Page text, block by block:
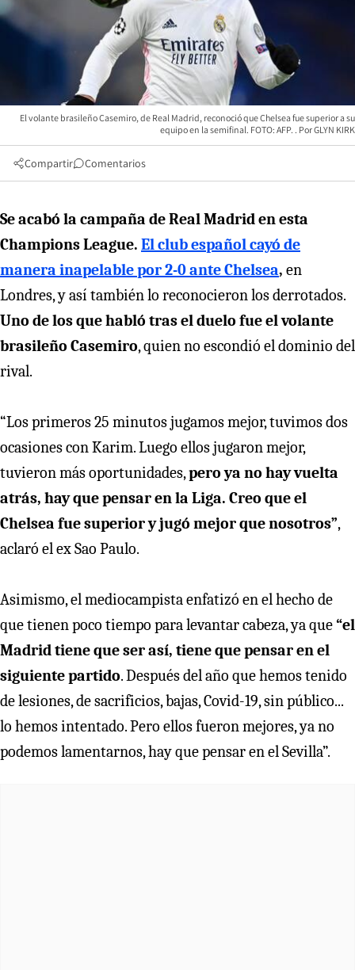
El volante brasileño Casemiro, de Real Madrid, reconoció que Chelsea fue superior a su
equipo en la semifinal. FOTO: AFP.
GLYN KIRK
Compartir Comentarios
Se acabó la campaña de Real Madrid en esta
Champions League. El club español cayó de
manera inapelable por 2-0 ante Chelsea, en
Londres, y así también lo reconocieron los derrotados.
Uno de los que habló tras el duelo fue el volante
brasileño Casemiro, quien no escondió el dominio del
rival.
“Los primeros 25 minutos jugamos mejor, tuvimos dos
ocasiones con Karim. Luego ellos jugaron mejor,
tuvieron más oportunidades,pero ya no hay vuelta
atrás, hay que pensar en la Liga. Creo que el
Chelsea fue superior y jugó mejor que nosotros”,
aclaró el ex Sao Paulo.
Asimismo, el mediocampista enfatizó en el hecho de
que tienen poco tiempo para levantar cabeza, ya que“el
Madrid tiene que ser así, tiene que pensar en el
siguiente partido. Después del año que hemos tenido
de lesiones, de sacrificios, bajas, Covid-19, sin público...
lo hemos intentado. Pero ellos fueron mejores, ya no
podemos lamentarnos, hay que pensar en el Sevilla”.